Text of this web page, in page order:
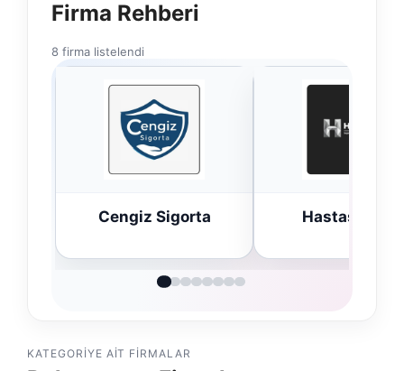
Firma Rehberi
8 firma listelendi
Cengiz Sigorta Hastaş Beton
KATEGORIYE AIT FIRMALAR